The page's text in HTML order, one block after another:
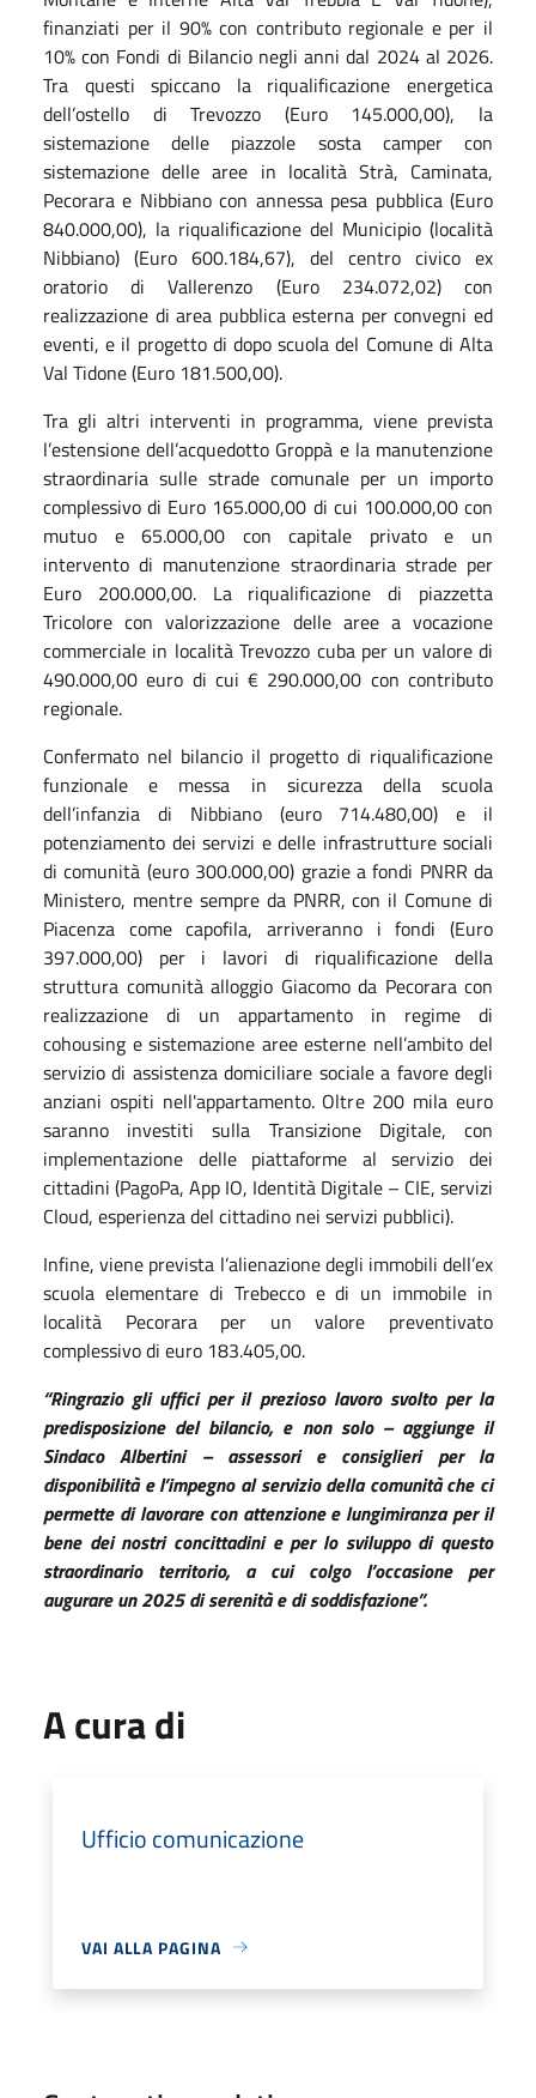
finanziati per il 90% con contributo regionale e per il
10% con Fondi di Bilancio negli anni dal 2024 al 2026.
Tra questi spiccano la riqualificazione energetica
dell’ostello di Trevozzo (Euro 145.000,00), la
sistemazione delle piazzole sosta camper con
sistemazione delle aree in località Strà, Caminata,
Pecorara e Nibbiano con annessa pesa pubblica (Euro
840.000,00), la riqualificazione del Municipio (località
Nibbiano) (Euro 600.184,67), del centro civico ex
oratorio di Vallerenzo (Euro 234.072,02) con
realizzazione di area pubblica esterna per convegni ed
eventi, e il progetto di dopo scuola del Comune di Alta
Val Tidone (Euro 181.500,00).
Tra gli altri interventi in programma, viene prevista
l’estensione dell’acquedotto Groppà e la manutenzione
straordinaria sulle strade comunale per un importo
complessivo di Euro 165.000,00 di cui 100.000,00 con
mutuo e 65.000,00 con capitale privato e un
intervento di manutenzione straordinaria strade per
Euro 200.000,00. La riqualificazione di piazzetta
Tricolore con valorizzazione delle aree a vocazione
commerciale in località Trevozzo cuba per un valore di
490.000,00 euro di cui € 290.000,00 con contributo
regionale.
Confermato nel bilancio il progetto di riqualificazione
funzionale e messa in sicurezza della scuola
dell’infanzia di Nibbiano (euro 714.480,00) e il
potenziamento dei servizi e delle infrastrutture sociali
di comunità (euro 300.000,00) grazie a fondi PNRR da
Ministero, mentre sempre da PNRR, con il Comune di
Piacenza come capofila, arriveranno i fondi (Euro
397.000,00) per i lavori di riqualificazione della
struttura comunità alloggio Giacomo da Pecorara con
realizzazione di un appartamento in regime di
cohousing e sistemazione aree esterne nell’ambito del
servizio di assistenza domiciliare sociale a favore degli
anziani ospiti nell'appartamento. Oltre 200 mila euro
saranno investiti sulla Transizione Digitale, con
implementazione delle piattaforme al servizio dei
cittadini (PagoPa, App IO, Identità Digitale – CIE, servizi
Cloud, esperienza del cittadino nei servizi pubblici).
Infine, viene prevista l’alienazione degli immobili dell’ex
scuola elementare di Trebecco e di un immobile in
località Pecorara per un valore preventivato
complessivo di euro 183.405,00.
“Ringrazio gli uffici per il prezioso lavoro svolto per la
predisposizione del bilancio, e non solo – aggiunge il
Sindaco Albertini – assessori e consiglieri per la
disponibilità e l’impegno al servizio della comunità che ci
permette di lavorare con attenzione e lungimiranza per il
bene dei nostri concittadini e per lo sviluppo di questo
straordinario territorio, a cui colgo l’occasione per
augurare un 2025 di serenità e di soddisfazione”.
A cura di
Ufficio comunicazione
VAI ALLA PAGINA